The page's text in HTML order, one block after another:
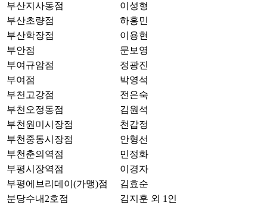
부산지사동점
이성형
부산초량점
하홍민
부산학장점
이용현
부안점
문보영
부여규암점
정광진
부여점
박영석
부천고강점
전은숙
부천오정동점
김원석
부천원미시장점
천갑정
부천중동시장점
안형선
부천춘의역점
민정화
부평시장역점
이경자
부평에브리데이(가맹)점
김효순
분당수내2호점
김지훈 외 1인